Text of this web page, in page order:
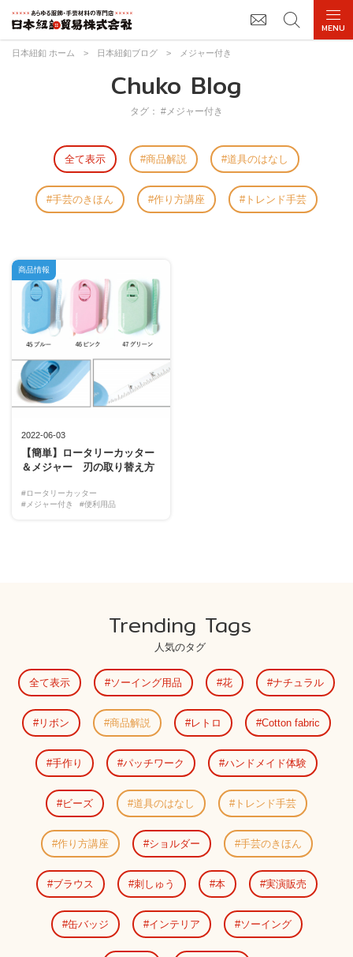
日本紐釦 ホーム > 日本紐釦ブログ > メジャー付き
Chuko Blog
タグ： #メジャー付き
全て表示 商品解説 道具のはなし
手芸のきほん 作り方講座 トレンド手芸
2022-06-03
【簡単】ロータリーカッター
＆メジャー 刃の取り替え方
#ロータリーカッター
#メジャー付き
#便利用品
商品情報
Trending Tags
人気のタグ
全て表示 ソーイング用品 花 ナチュラル
リボン 商品解説 レトロ Cotton fabric
手作り パッチワーク ハンドメイド体験
ビーズ 道具のはなし トレンド手芸
作り方講座 ショルダー 手芸のきほん
ブラウス 刺しゅう 本 実演販売
缶バッジ インテリア ソーイング